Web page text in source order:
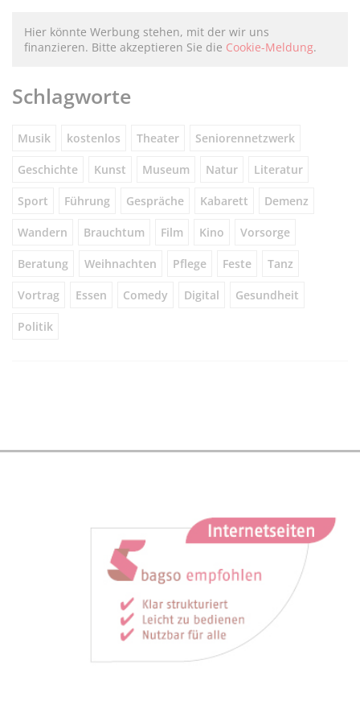
Hier könnte Werbung stehen, mit der wir uns
finanzieren. Bitte akzeptieren Sie die Cookie-Meldung.
Schlagworte
Musik kostenlos Theater Seniorennetzwerk
Geschichte Kunst Museum Natur Literatur
Sport Führung Gespräche Kabarett Demenz
Wandern Brauchtum Film Kino Vorsorge
Beratung Weihnachten Pflege Feste Tanz
Vortrag Essen Comedy Digital Gesundheit
Politik